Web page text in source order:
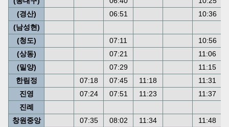
(경산)
06:51
10:36
(남성현)
(청도)
07:11
10:56
(상동)
07:21
11:06
(밀양)
07:29
11:15
한림정
07:18 07:45 11:18
11:31
진영
07:24 07:51 11:23
11:37
진례
창원중앙
07:35 08:02 11:34
11:48